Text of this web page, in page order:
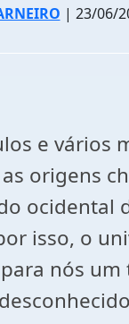
| 23/06/
e vários
origens
ocidental
isso, o
nós um